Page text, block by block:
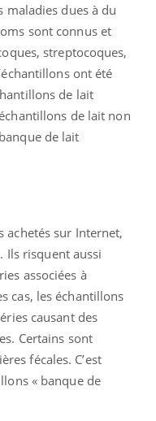
maladies dues à du
sont connus et
streptocoques,
ont été
de lait
de lait non
de lait
achetés sur Internet,
Ils risquent aussi
associées à
cas, les échantillons
causant des
Certains sont
fécales. C’est
« banque de